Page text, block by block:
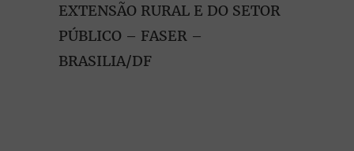
EXTENSÃO RURAL E DO SETOR
PÚBLICO – FASER –
BRASILIA/DF